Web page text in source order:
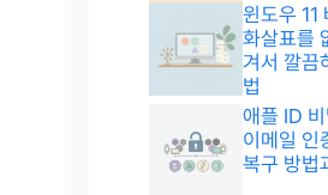
윈도우 11
화살표를
겨서 깔끔
법
애플 ID
이메일 인
복구 방법